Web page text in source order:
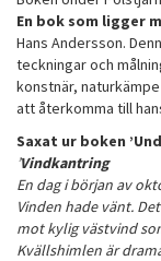
En bok som ligger
Hans Andersson.
teckningar och
konstnär,
att återkomma till
Saxat ur boken
’Vindkantring
En dag i början av
Vinden hade vänt.
mot kylig västvind
Kvällshimlen är